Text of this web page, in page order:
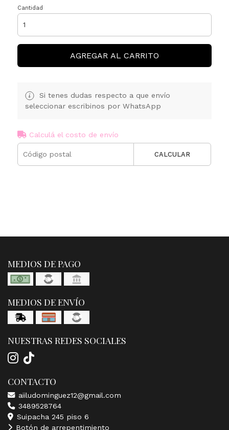
Cantidad
AGREGAR AL CARRITO
Si tenes dudas respecto a que envío
seleccionar escribinos por WhatsApp
Calculá el costo de envío
CALCULAR
MEDIOS DE PAGO
MEDIOS DE ENVÍO
NUESTRAS REDES SOCIALES
CONTACTO
aiiludominguez12@gmail.com
3489528764
Suipacha 245 piso 6
Botón de arrepentimiento